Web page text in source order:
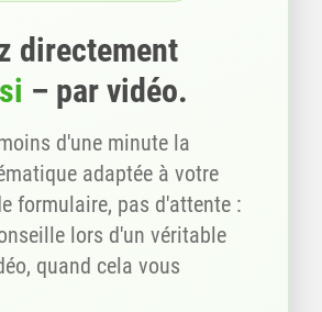
directement
– par vidéo.
d'une minute la
adaptée à votre
formulaire, pas d'attente :
lors d'un véritable
quand cela vous